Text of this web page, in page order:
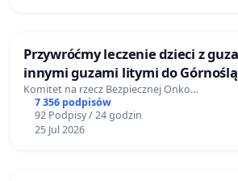
Przywróćmy leczenie dzieci z
innymi guzami litymi do
Centrum Zdrowia Dziecka w
Komitet na rzecz Bezpiecznej Onko…
7 356 podpisów
92 Podpisy / 24 godzin
25 Jul 2026